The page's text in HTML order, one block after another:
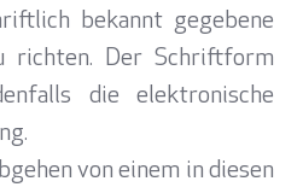
bekannt gegebene
richten. Der Schriftform
die elektronische
von einem in diesen